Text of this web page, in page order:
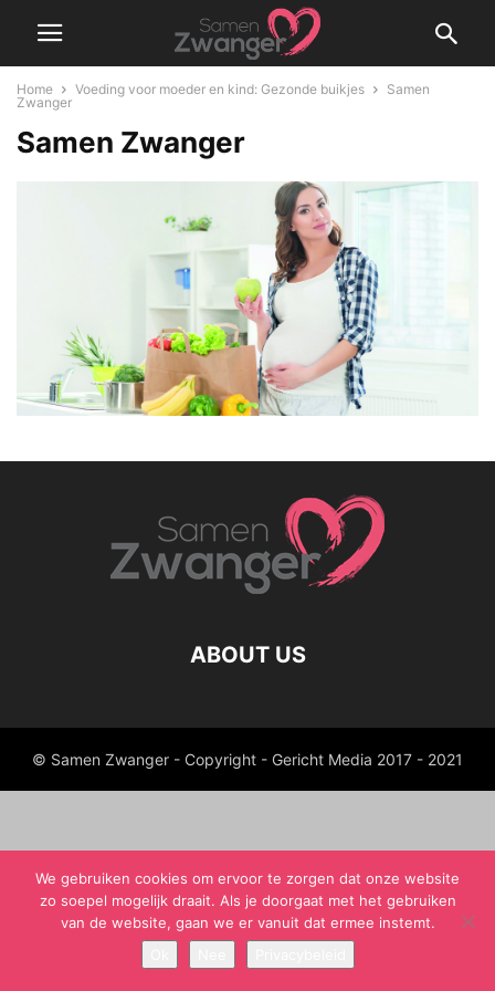
Home Voeding voor moeder en kind: Gezonde buikjes
Samen
Zwanger
Samen Zwanger
ABOUT US
© Samen Zwanger - Copyright - Gericht Media 2017 - 2021
We gebruiken cookies om ervoor te zorgen dat onze website
zo soepel mogelijk draait. Als je doorgaat met het gebruiken
van de website, gaan we er vanuit dat ermee instemt.